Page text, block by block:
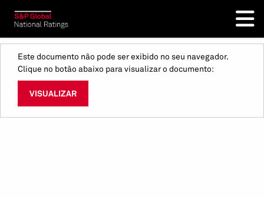
Este documento não pode ser exibido no seu navegador.
Clique no botão abaixo para visualizar o documento:
VISUALIZAR